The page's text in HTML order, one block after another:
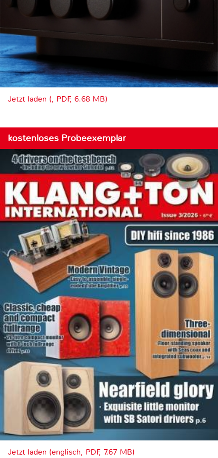
Jetzt laden (, PDF, 6.68 MB)
kostenloses Probeexemplar
Jetzt laden (englisch, PDF, 7.67 MB)